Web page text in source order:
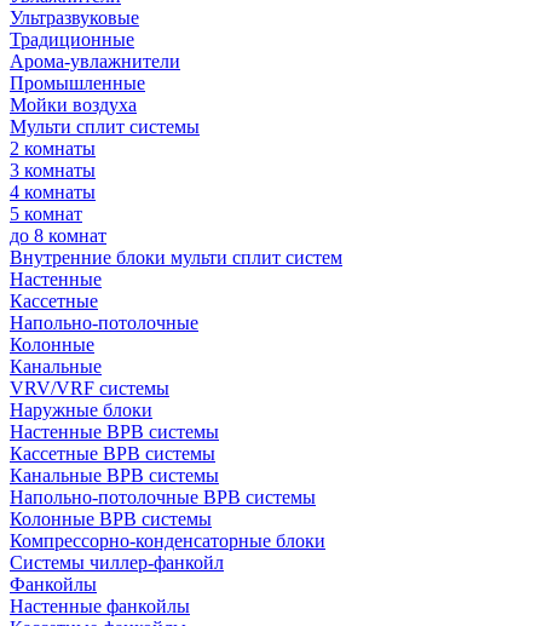
Ультразвуковые
Традиционные
Арома-увлажнители
Промышленные
Мойки воздуха
Мульти сплит системы
2 комнаты
3 комнаты
4 комнаты
5 комнат
до 8 комнат
Внутренние блоки мульти сплит систем
Настенные
Кассетные
Напольно-потолочные
Колонные
Канальные
VRV/VRF системы
Наружные блоки
Настенные ВРВ системы
Кассетные ВРВ системы
Канальные ВРВ системы
Напольно-потолочные ВРВ системы
Колонные ВРВ системы
Компрессорно-конденсаторные блоки
Системы чиллер-фанкойл
Фанкойлы
Настенные фанкойлы